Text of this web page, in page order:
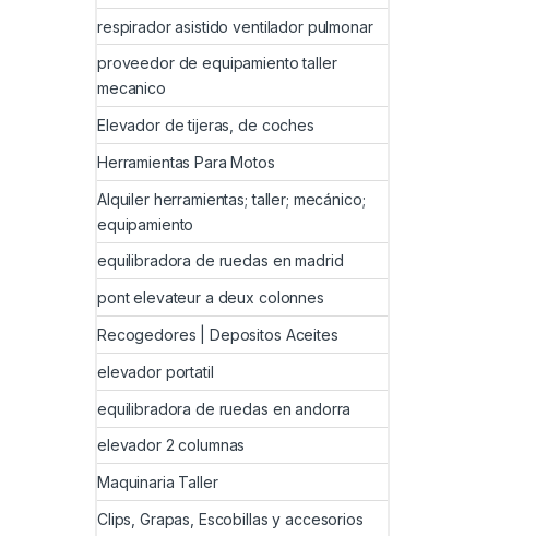
respirador asistido ventilador pulmonar
proveedor de equipamiento taller
mecanico
Elevador de tijeras, de coches
Herramientas Para Motos
Alquiler herramientas; taller; mecánico;
equipamiento
equilibradora de ruedas en madrid
pont elevateur a deux colonnes
Recogedores | Depositos Aceites
elevador portatil
equilibradora de ruedas en andorra
elevador 2 columnas
Maquinaria Taller
Clips, Grapas, Escobillas y accesorios